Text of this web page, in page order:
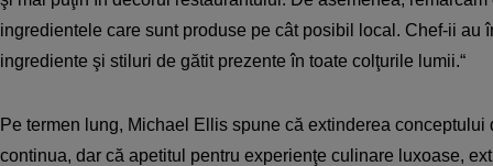
ingredientele care sunt produse pe cât posibil local. Chef-ii au
ingrediente şi stiluri de gătit prezente în toate colţurile lumii.“
Pe termen lung, Michael Ellis spune că extinderea
continua, dar că apetitul pentru experienţe culinare luxoase,